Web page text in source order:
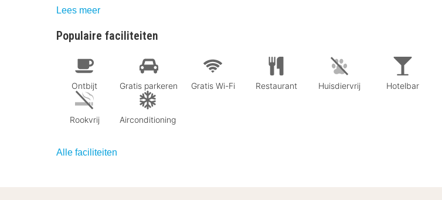
Lees meer
Populaire faciliteiten
Ontbijt Gratis parkeren Gratis Wi-Fi Restaurant Huisdiervrij Hotelbar
Rookvrij Airconditioning
Alle faciliteiten